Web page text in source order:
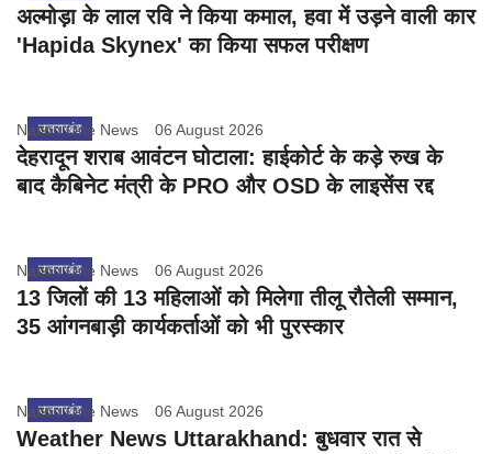
अल्मोड़ा के लाल रवि ने किया कमाल, हवा में उड़ने वाली कार
'Hapida Skynex' का किया सफल परीक्षण
उत्तराखंड
Nation One News 06 August 2026
देहरादून शराब आवंटन घोटाला: हाईकोर्ट के कड़े रुख के
बाद कैबिनेट मंत्री के PRO और OSD के लाइसेंस रद्द
उत्तराखंड
Nation One News 06 August 2026
13 जिलों की 13 महिलाओं को मिलेगा तीलू रौतेली सम्मान,
35 आंगनबाड़ी कार्यकर्ताओं को भी पुरस्कार
उत्तराखंड
Nation One News 06 August 2026
Weather News Uttarakhand: बुधवार रात से